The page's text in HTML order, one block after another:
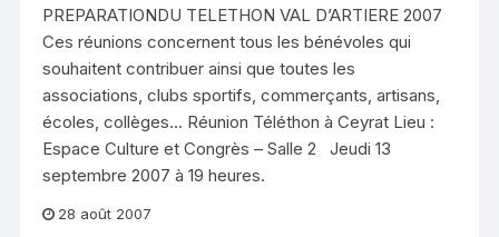
PREPARATIONDU TELETHON VAL D’ARTIERE 2007
Ces réunions concernent tous les bénévoles qui
souhaitent contribuer ainsi que toutes les
associations, clubs sportifs, commerçants, artisans,
écoles, collèges… Réunion Téléthon à Ceyrat Lieu :
Espace Culture et Congrès – Salle 2 Jeudi 13
septembre 2007 à 19 heures.
28 août 2007